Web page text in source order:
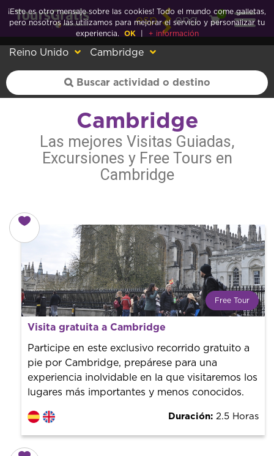
esp eng
0
Reino Unido Cambridge
Cambridge
Las mejores Visitas Guiadas,
Excursiones y Free Tours en
Cambridge
Free Tour
¿Qué es un FREE TOUR?
Tendencia mundial en rutas turísticas. Reserva sin coste
con un guía profesional. ¡El precio es libre! Por lo que al
finalizar la experiencia tú le pones el precio.
Visita gratuita a Cambridge
Participe en este exclusivo recorrido gratuito a
pie por Cambridge, prepárese para una
experiencia inolvidable en la que visitaremos los
lugares más importantes y menos conocidos.
Duración: 2.5 Horas
¡Este es otro mensaje sobre las cookies! Todo el mundo come galletas,
pero nosotros las utilizamos para mejorar el servicio y personalizar tu
experiencia.
OK + información